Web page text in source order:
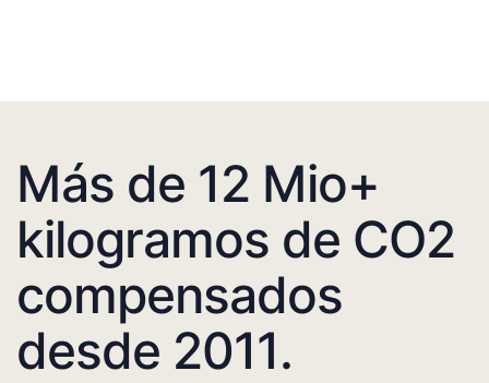
Más de 12 Mio+
kilogramos de CO2
compensados
desde 2011.